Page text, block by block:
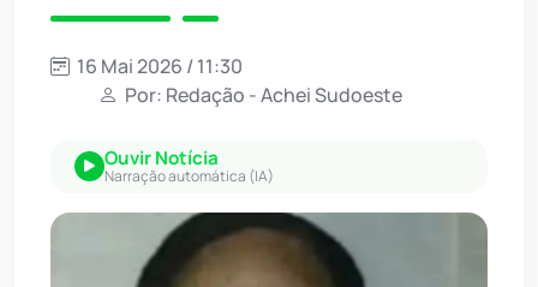
16 Mai 2026 / 11:30
Por: Redação - Achei Sudoeste
Ouvir Notícia
Narração automática (IA)